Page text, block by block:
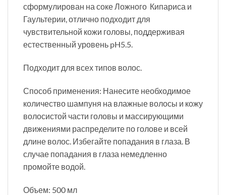
сформулирован на соке Ложного Кипариса и
Гаультерии, отлично подходит для
чувствительной кожи головы, поддерживая
естественный уровень pH5.5.
Подходит для всех типов волос.
Способ применения: Нанесите необходимое
количество шампуня на влажные волосы и кожу
волосистой части головы и массирующими
движениями распределите по голове и всей
длине волос. Избегайте попадания в глаза. В
случае попадания в глаза немедленно
промойте водой.
Объем: 500 мл